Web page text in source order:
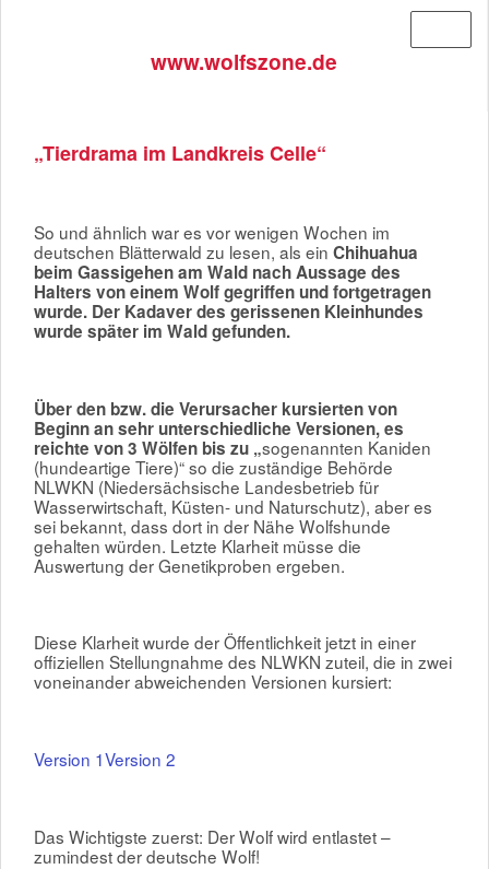
www.wolfszone.de
„Tierdrama im Landkreis Celle“
So und ähnlich war es vor wenigen Wochen im
deutschen Blätterwald zu lesen, als ein Chihuahua
beim Gassigehen am Wald nach Aussage des
Halters von einem Wolf gegriffen und fortgetragen
wurde. Der Kadaver des gerissenen Kleinhundes
wurde später im Wald gefunden.
Über den bzw. die Verursacher kursierten von
Beginn an sehr unterschiedliche Versionen, es
reichte von 3 Wölfen bis zu „sogenannten Kaniden
(hundeartige Tiere)“ so die zuständige Behörde
NLWKN (Niedersächsische Landesbetrieb für
Wasserwirtschaft, Küsten- und Naturschutz), aber es
sei bekannt, dass dort in der Nähe Wolfshunde
gehalten würden. Letzte Klarheit müsse die
Auswertung der Genetikproben ergeben.
Diese Klarheit wurde der Öffentlichkeit jetzt in einer
offiziellen Stellungnahme des NLWKN zuteil, die in zwei
voneinander abweichenden Versionen kursiert:
Version 1Version 2
Das Wichtigste zuerst: Der Wolf wird entlastet –
zumindest der deutsche Wolf!